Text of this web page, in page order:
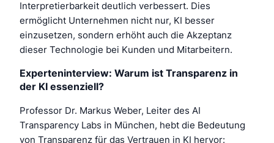
Interpretierbarkeit deutlich verbessert. Dies
ermöglicht Unternehmen nicht nur, KI besser
einzusetzen, sondern erhöht auch die Akzeptanz
dieser Technologie bei Kunden und Mitarbeitern.
Experteninterview: Warum ist Transparenz in
der KI essenziell?
Professor Dr. Markus Weber, Leiter des AI
Transparency Labs in München, hebt die Bedeutung
von Transparenz für das Vertrauen in KI hervor: